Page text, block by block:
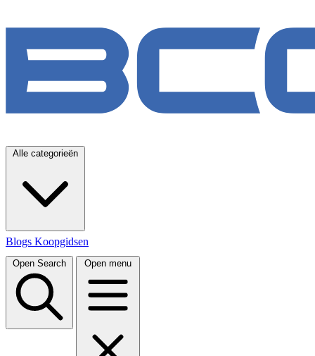
Alle categorieën
Blogs Koopgidsen
Open Search Open menu